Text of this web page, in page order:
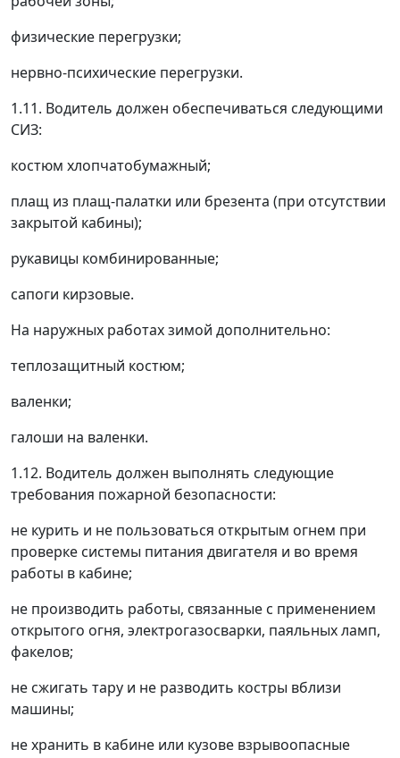
физические перегрузки;
нервно-психические перегрузки.
1.11. Водитель должен обеспечиваться следующими
СИЗ:
костюм хлопчатобумажный;
плащ из плащ-палатки или брезента (при отсутствии
закрытой кабины);
рукавицы комбинированные;
сапоги кирзовые.
На наружных работах зимой дополнительно:
теплозащитный костюм;
валенки;
галоши на валенки.
1.12. Водитель должен выполнять следующие
требования пожарной безопасности:
не курить и не пользоваться открытым огнем при
проверке системы питания двигателя и во время
работы в кабине;
не производить работы, связанные с применением
открытого огня, электрогазосварки, паяльных ламп,
факелов;
не сжигать тару и не разводить костры вблизи
машины;
не хранить в кабине или кузове взрывоопасные